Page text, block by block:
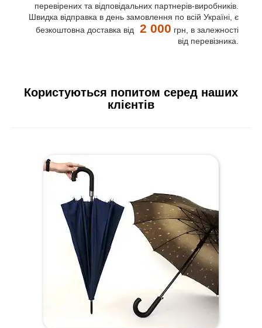
перевірених та відповідальних партнерів-виробників.
Швидка відправка в день замовлення по всій Україні, є
безкоштовна доставка від
2 000 грн, в залежності
від перевізника.
Користуються попитом серед наших
клієнтів
механіка.
Сучасні і класичні, стильні та елегантні
моделі сумок для різної споживчої